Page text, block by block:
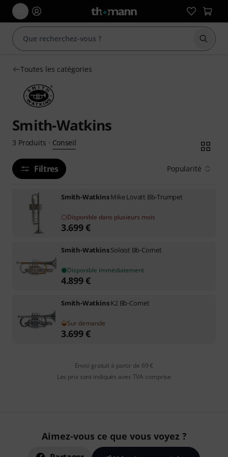
Toutes les catégories
Smith-Watkins
3 Produits · Conseil
Filtres Popularité
Smith-WatkinsMike Lovatt Bb-Trumpet
Disponible dans plusieurs mois
3.699€
Smith-WatkinsSoloist Bb-Cornet
Disponible immédiatement
4.899€
Smith-WatkinsK2 Bb-Cornet
Sur demande
3.699€
Envoi gratuit à partir de 69 €
Les prix sont indiqués avec TVA comprise
Aimez-vous ce que vous voyez ?